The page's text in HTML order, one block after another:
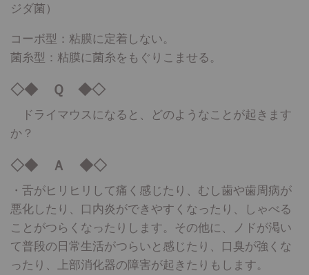
ジダ菌）
コーボ型：粘膜に定着しない。
菌糸型：粘膜に菌糸をもぐりこませる。
◇◆ Ｑ ◆◇
ドライマウスになると、どのようなことが起きます
か？
◇◆ Ａ ◆◇
・舌がヒリヒリして痛く感じたり、むし歯や歯周病が
悪化したり、口内炎ができやすくなったり、しゃべる
ことがつらくなったりします。その他に、ノドが渇い
て普段の日常生活がつらいと感じたり、口臭が強くな
ったり、上部消化器の障害が起きたりもします。